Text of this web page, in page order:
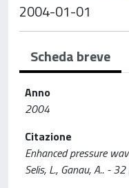
2004-01-01
Scheda breve
Anno
2004
Citazione
Enhanced pressure
Selis, L., Ganau, A.. -